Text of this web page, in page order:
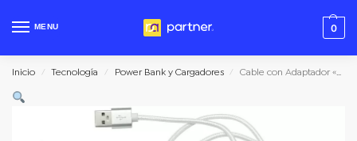
MENU 0
Inicio / Tecnología / Power Bank y Cargadores / Cable con Adaptador «Madison»